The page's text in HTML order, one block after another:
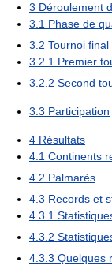
3 Déroulement
3.1 Phase de
3.2 Tournoi final
3.2.1 Premier
3.2.2 Second
3.3 Participation
4 Résultats
4.1 Continents
4.2 Palmarès
4.3 Records et
4.3.1
4.3.2
4.3.3 Quelques